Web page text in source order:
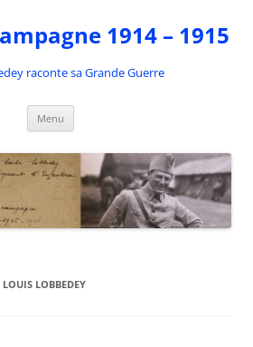
1914 – 1915
raconte sa Grande Guerre
Menu
LOUIS LOBBEDEY